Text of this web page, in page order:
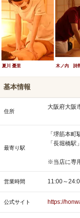
夏川 憂里 木ノ内 詩
基本情報
住所
大阪府大阪
最寄り駅
「堺筋本
「長堀橋
※当店に専
営業時間 11:00～
公式サイト https://